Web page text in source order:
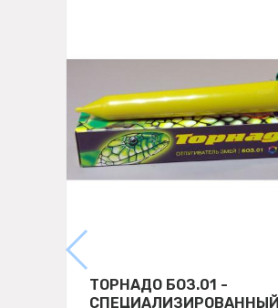
ТОРНАДО БОЗ.01 -
СПЕЦИАЛИЗИРОВАННЫЙ